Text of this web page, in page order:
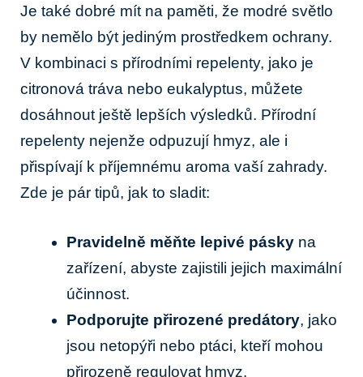
Je také dobré mít na paměti, že modré světlo
by nemělo být jediným prostředkem ochrany.
V kombinaci s přírodními repelenty, jako je
citronová tráva nebo eukalyptus, můžete
dosáhnout ještě lepších výsledků. Přírodní
repelenty nejenže odpuzují hmyz, ale i
přispívají k příjemnému aroma vaší zahrady.
Zde je pár tipů, jak to sladit:
Pravidelně měňte lepivé pásky na
zařízení, abyste zajistili jejich maximální
účinnost.
Podporujte přirozené predátory, jako
jsou netopýři nebo ptáci, kteří mohou
přirozeně regulovat hmyz.